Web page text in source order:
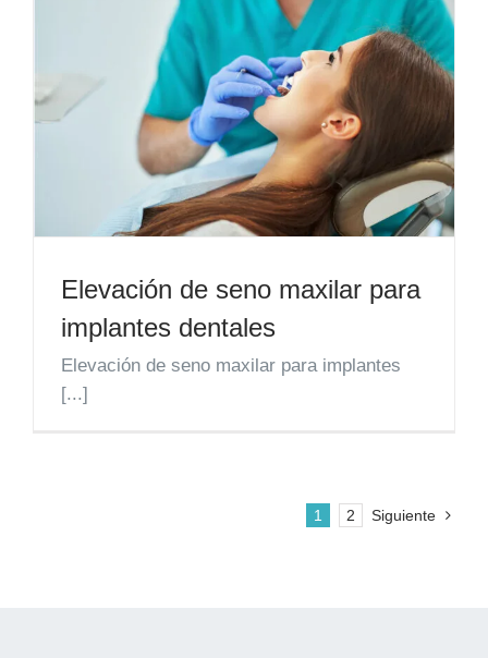
Elevación de seno maxilar para
implantes dentales
Elevación de seno maxilar para implantes
[...]
1 2 Siguiente